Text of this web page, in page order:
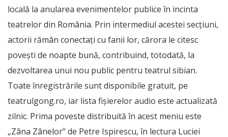
locală la anularea evenimentelor publice în incinta
teatrelor din România. Prin intermediul acestei secțiuni,
actorii rămân conectați cu fanii lor, cărora le citesc
povești de noapte bună, contribuind, totodată, la
dezvoltarea unui nou public pentru teatrul sibian.
Toate înregistrările sunt disponibile gratuit, pe
teatrulgong.ro, iar lista fișierelor audio este actualizată
zilnic. Prima poveste distribuită în acest meniu este
„Zâna Zânelor” de Petre Ispirescu, în lectura Luciei